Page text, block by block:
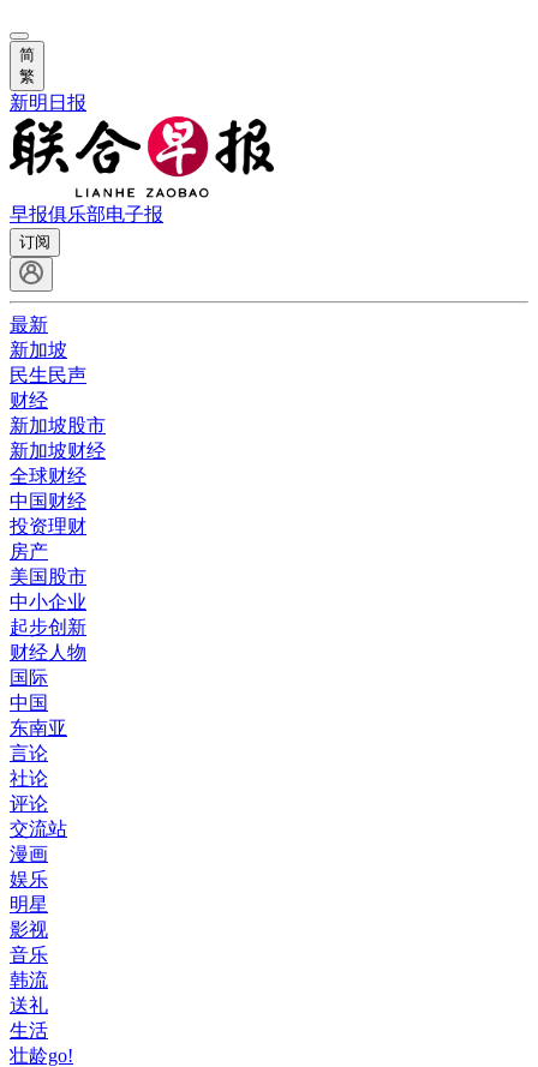
简
繁
新明日报
早报俱乐部电子报
订阅
最新
新加坡
民生民声
财经
新加坡股市
新加坡财经
全球财经
中国财经
投资理财
房产
美国股市
中小企业
起步创新
财经人物
国际
中国
东南亚
言论
社论
评论
交流站
漫画
娱乐
明星
影视
音乐
韩流
送礼
生活
壮龄go!